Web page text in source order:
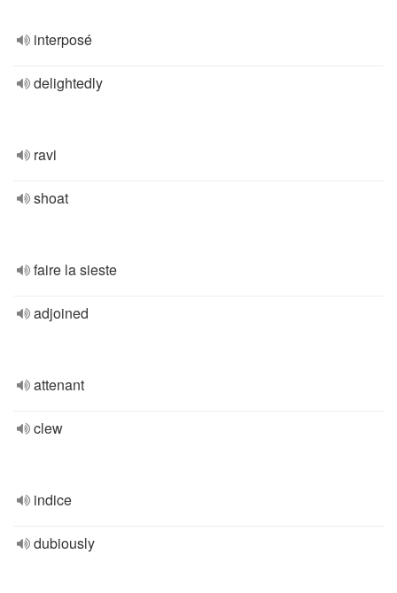
interposé
delightedly
ravi
shoat
faire la sieste
adjoined
attenant
clew
indice
dubiously